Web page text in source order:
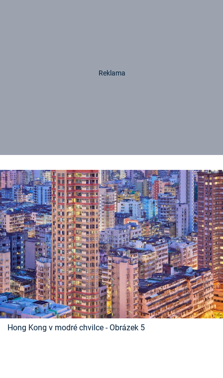
Hong Kong v modré chvilce - Obrázek 5